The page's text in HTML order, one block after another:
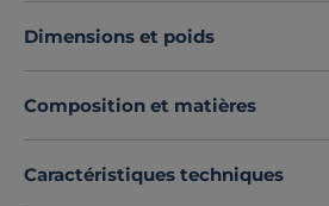
substances actives.
Dimensions et poids
Composition et matières
Caractéristiques techniques